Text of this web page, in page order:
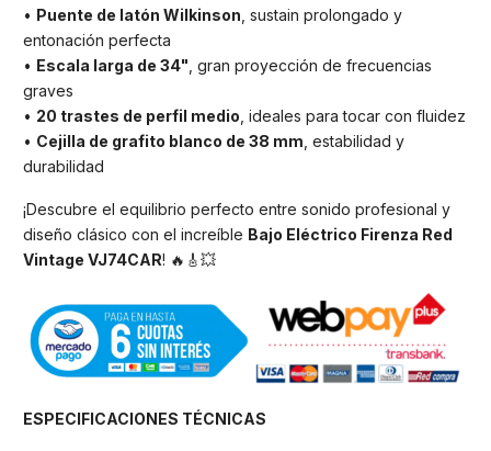
• Puente de latón Wilkinson , sustain prolongado y
entonación perfecta
• Escala larga de 34" , gran proyección de frecuencias
graves
• 20 trastes de perfil medio , ideales para tocar con fluidez
• Cejilla de grafito blanco de 38 mm , estabilidad y
durabilidad
¡Descubre el equilibrio perfecto entre sonido profesional y
diseño clásico con el increíble Bajo Eléctrico Firenza Red
Vintage VJ74CAR! 🔥🎸💥
ESPECIFICACIONES TÉCNICAS